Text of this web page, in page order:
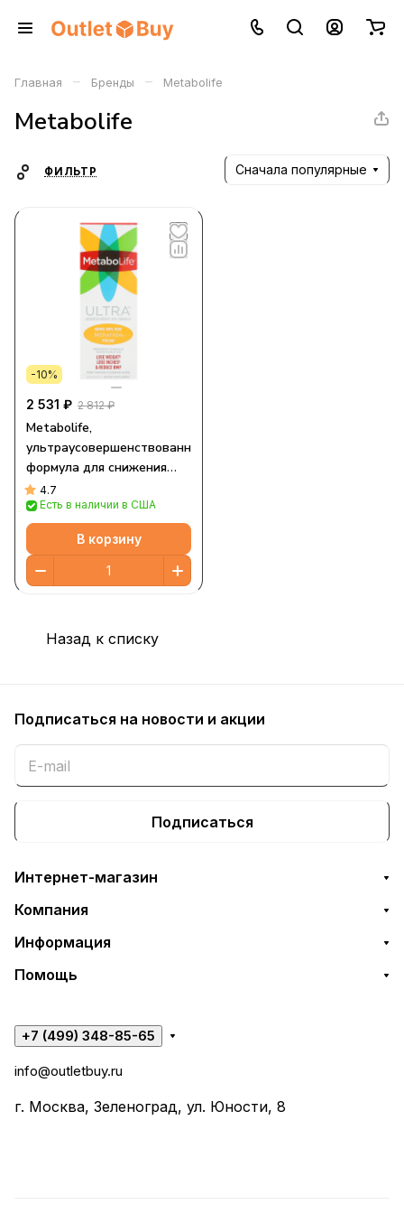
Главная – Бренды – Metabolife
Metabolife
ФИЛЬТР Сначала популярные
-10%
2 531 ₽ 2 812 ₽
Metabolife,
ультраусовершенствованная
формула для снижения
веса, 45 капсул
4.7
Есть в наличии в США
В корзину
Назад к списку
Подписаться на новости и акции
Подписаться
Интернет-магазин
Компания
Информация
Помощь
+7 (499) 348-85-65
info@outletbuy.ru
г. Москва, Зеленоград, ул. Юности, 8